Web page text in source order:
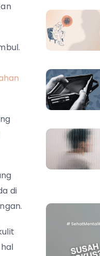
di